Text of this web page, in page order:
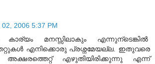
02, 2006 5:37 PM
കാര്യം മനസ്സിലാകും എന്നുന്ടെങ്കില്‍
എനിക്കൊരു പ്രശ്നമേയല്ല. ഇതുവരെ
അക്ഷരത്തെറ്റ് എഴുതിയിരിക്കുന്നു എന്ന്